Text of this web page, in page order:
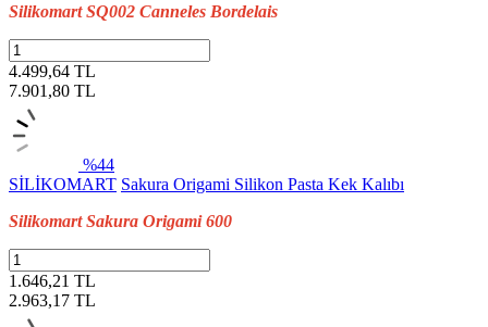
Silikomart SQ002 Canneles Bordelais
4.499,64 TL
7.901,80 TL
%44
SİLİKOMART Sakura Origami Silikon Pasta Kek Kalıbı
Silikomart Sakura Origami 600
1.646,21 TL
2.963,17 TL